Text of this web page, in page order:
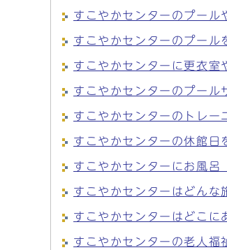
すこやかセンターのプール
すこやかセンターのプール
すこやかセンターに更衣室
すこやかセンターのプール
すこやかセンターのトレー
すこやかセンターの休館日
すこやかセンターにお風呂
すこやかセンターはどんな
すこやかセンターはどこに
すこやかセンターの老人福